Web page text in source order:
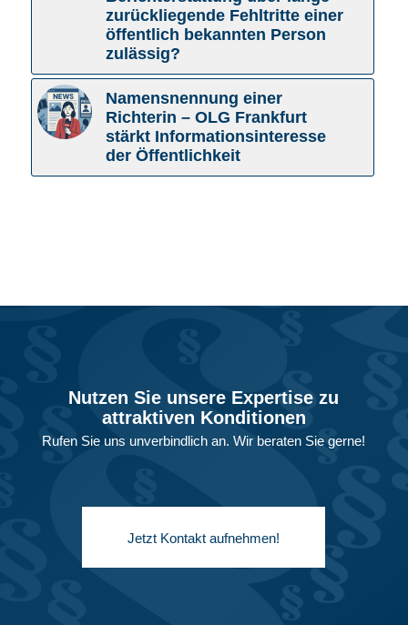
zurückliegende Fehltritte einer
öffentlich bekannten Person
zulässig?
Namensnennung einer
Richterin – OLG Frankfurt
stärkt Informationsinteresse
der Öffentlichkeit
Nutzen Sie unsere Expertise zu
attraktiven Konditionen
Rufen Sie uns unverbindlich an. Wir beraten Sie gerne!
Jetzt Kontakt aufnehmen!